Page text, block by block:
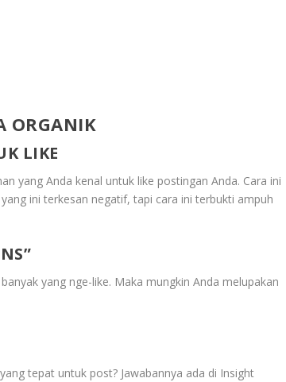
ORGANIK
LIKE
yang Anda kenal untuk like postingan Anda. Cara ini
yang ini terkesan negatif, tapi cara ini terbukti ampuh
yang nge-like. Maka mungkin Anda melupakan
tepat untuk post? Jawabannya ada di Insight